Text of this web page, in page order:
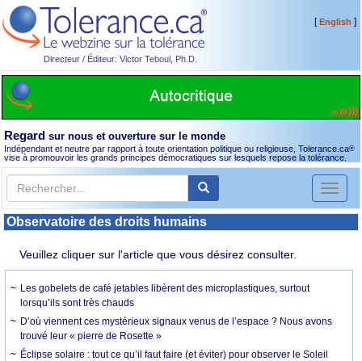
Directeur / Éditeur: Victor Teboul, Ph.D.
[English ]
Regard sur nous et ouverture sur le monde
Indépendant et neutre par rapport à toute orientation politique ou religieuse, Tolerance.ca®
vise à promouvoir les grands principes démocratiques sur lesquels repose la tolérance.
Toggle
Observatoire des droits humains
Veuillez cliquer sur l'article que vous désirez consulter.
Les gobelets de café jetables libèrent des microplastiques, surtout
lorsqu’ils sont très chauds
D’où viennent ces mystérieux signaux venus de l’espace ? Nous avons
trouvé leur « pierre de Rosette »
Éclipse solaire : tout ce qu’il faut faire (et éviter) pour observer le Soleil